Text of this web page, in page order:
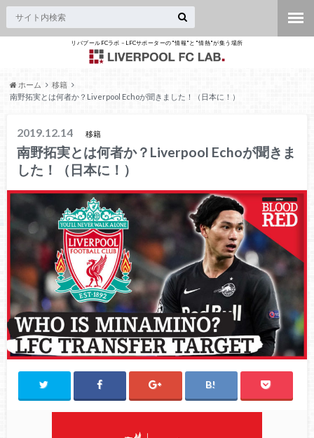
リバプールFCラボ – LFCサポーターの"情報"と"情熱"が集う場所
ホーム
移籍
南野拓実とは何者か？Liverpool Echoが聞きました！（日本に！）
2019.12.14 移籍
南野拓実とは何者か？Liverpool Echoが聞きま
した！（日本に！）